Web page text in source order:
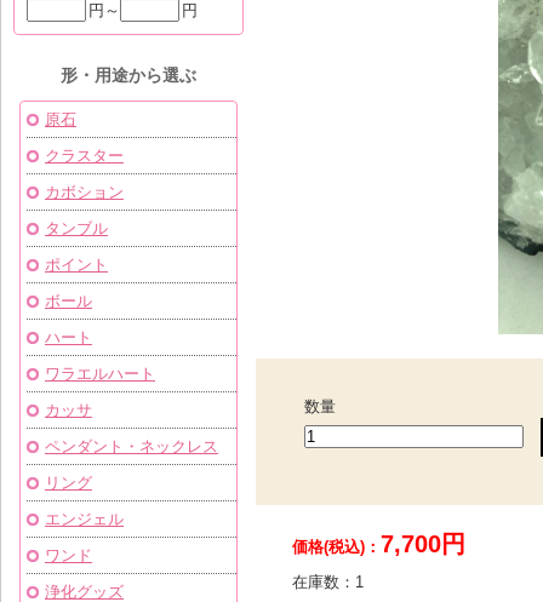
数量
価格(税込)： 7,700円
在庫数： 1
円～
円
形・用途から選ぶ
原石
クラスター
カボション
タンブル
ポイント
ボール
ハート
ワラエルハート
カッサ
ペンダント・ネックレス
リング
エンジェル
ワンド
浄化グッズ